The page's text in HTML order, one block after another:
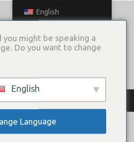
ПЛАТЬЕВ
English
might be speaking a
Do you want to change
English
Language